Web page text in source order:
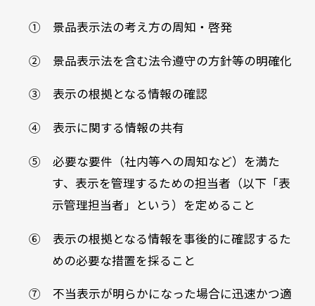
① 景品表示法の考え方の周知・啓発
② 景品表示法を含む法令遵守の方針等の明確化
③ 表示の根拠となる情報の確認
④ 表示に関する情報の共有
⑤ 必要な要件（社内等への周知など）を満た
す、表示を管理するための担当者（以下「表
示管理担当者」という）を定めること
⑥ 表示の根拠となる情報を事後的に確認するた
めの必要な措置を採ること
⑦ 不当表示が明らかになった場合に迅速かつ適